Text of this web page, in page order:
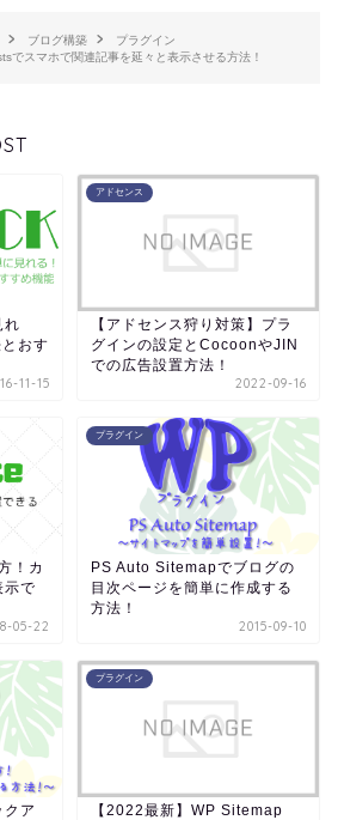
ブログ構築
プラグイン
でスマホで関連記事を延々と表示させる方法！
れ
おす
11-15
アドセンス
【アドセンス狩り対策】プラ
グインの設定とCocoonやJIN
での広告設置方法！
2022-09-16
！カ
示で
05-22
プラグイン
PS Auto Sitemapでブログの
目次ページを簡単に作成する
方法！
2015-09-10
クア
プラグイン
【2022最新】WP Sitemap